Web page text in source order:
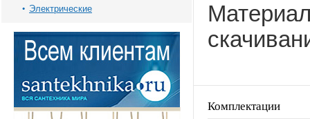
Электрические
Комплектации